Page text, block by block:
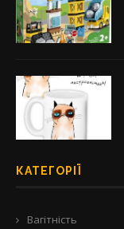
КАТЕГОРІЇ
Вагітність